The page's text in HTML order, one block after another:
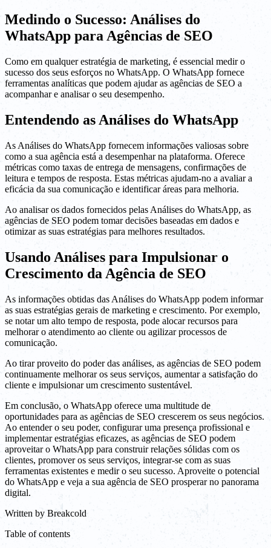
Medindo o Sucesso: Análises do
WhatsApp para Agências de SEO
Como em qualquer estratégia de marketing, é essencial medir o
sucesso dos seus esforços no WhatsApp. O WhatsApp fornece
ferramentas analíticas que podem ajudar as agências de SEO a
acompanhar e analisar o seu desempenho.
Entendendo as Análises do WhatsApp
As Análises do WhatsApp fornecem informações valiosas sobre
como a sua agência está a desempenhar na plataforma. Oferece
métricas como taxas de entrega de mensagens, confirmações de
leitura e tempos de resposta. Estas métricas ajudam-no a avaliar a
eficácia da sua comunicação e identificar áreas para melhoria.
Ao analisar os dados fornecidos pelas Análises do WhatsApp, as
agências de SEO podem tomar decisões baseadas em dados e
otimizar as suas estratégias para melhores resultados.
Usando Análises para Impulsionar o
Crescimento da Agência de SEO
As informações obtidas das Análises do WhatsApp podem informar
as suas estratégias gerais de marketing e crescimento. Por exemplo,
se notar um alto tempo de resposta, pode alocar recursos para
melhorar o atendimento ao cliente ou agilizar processos de
comunicação.
Ao tirar proveito do poder das análises, as agências de SEO podem
continuamente melhorar os seus serviços, aumentar a satisfação do
cliente e impulsionar um crescimento sustentável.
Em conclusão, o WhatsApp oferece uma multitude de
oportunidades para as agências de SEO crescerem os seus negócios.
Ao entender o seu poder, configurar uma presença profissional e
implementar estratégias eficazes, as agências de SEO podem
aproveitar o WhatsApp para construir relações sólidas com os
clientes, promover os seus serviços, integrar-se com as suas
ferramentas existentes e medir o seu sucesso. Aproveite o potencial
do WhatsApp e veja a sua agência de SEO prosperar no panorama
digital.
Written by Breakcold
Table of contents